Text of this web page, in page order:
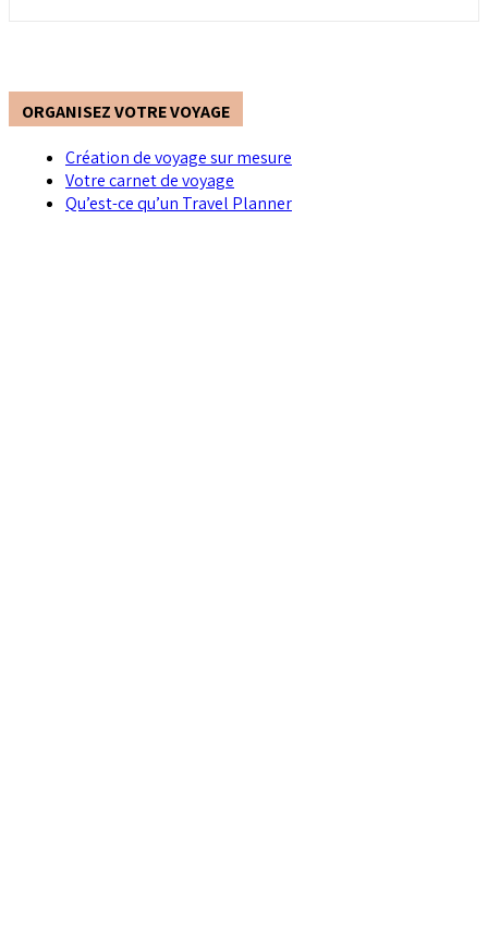
ORGANISEZ VOTRE VOYAGE
Création de voyage sur mesure
Votre carnet de voyage
Qu’est-ce qu’un Travel Planner